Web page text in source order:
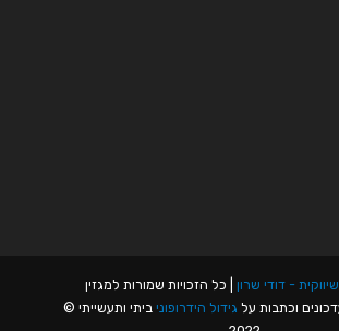
- דודי שרון | כל הזכויות שמורות למגזין
וכתבות על גידול הידרופוני ביתי ותעשייתי ©